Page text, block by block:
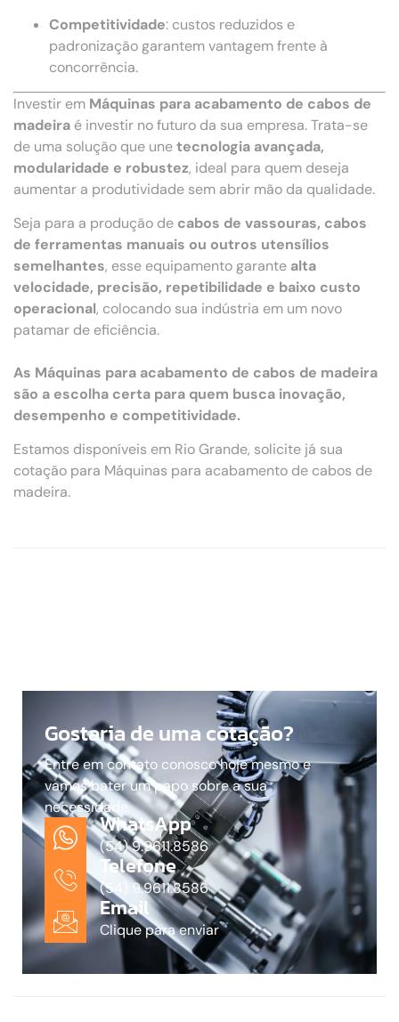
Competitividade: custos reduzidos e
padronização garantem vantagem frente à
concorrência.
Investir em Máquinas para acabamento de cabos de
madeira é investir no futuro da sua empresa. Trata-se
de uma solução que unetecnologia avançada,
modularidade e robustez, ideal para quem deseja
aumentar a produtividade sem abrir mão da qualidade.
Seja para a produção de cabos de vassouras, cabos
de ferramentas manuais ou outros utensílios
semelhantes, esse equipamento garante alta
velocidade, precisão, repetibilidade e baixo custo
operacional, colocando sua indústria em um novo
patamar de eficiência.
As Máquinas para acabamento de cabos de madeira
são a escolha certa para quem busca inovação,
desempenho e competitividade.
Estamos disponíveis em Rio Grande, solicite já sua
cotação para Máquinas para acabamento de cabos de
madeira.
Gostaria de uma cotação?
Entre em contato conosco hoje mesmo e
vamos bater um papo sobre a sua
necessidade.
WhatsApp
(54) 9.9611.8586
Telefone
(54) 9.9611.8586
Email
Clique para enviar